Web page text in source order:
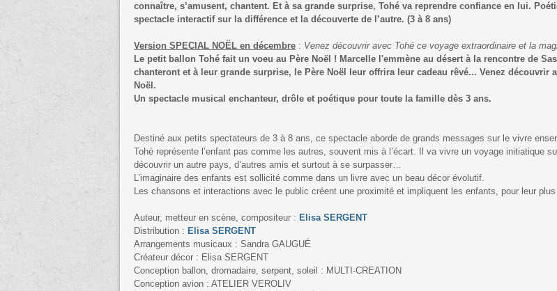
connaître, s’amusent, chantent. Et à sa grande surprise, Tohé va reprendre confiance en lui.
spectacle interactif sur la différence et la découverte de l’autre. (3 à 8 ans)
Version SPECIAL NOËL en décembre : Venez découvrir avec Tohé ce voyage extraordinaire et la
Le petit ballon Tohé fait un voeu au Père Noël ! Marcelle l'emmène au désert à la rencontre de
chanteront et à leur grande surprise, le Père Noël leur offrira leur cadeau rêvé... Venez découvrir
Noël.
Un spectacle musical enchanteur, drôle et poétique pour toute la famille dès 3 ans.
Destiné aux petits spectateurs de 3 à 8 ans, ce spectacle aborde de grands messages sur le vivre
Tohé représente l’enfant pas comme les autres, souvent mis à l’écart. Il va vivre un voyage initiatique
découvrir un autre pays, d’autres amis et surtout à se surpasser…
L’imaginaire des enfants est sollicité comme dans un livre avec un beau décor évolutif.
Les chansons et interactions avec le public créent une proximité et impliquent les enfants, pour leur plus
Auteur, metteur en scène, compositeur : Elisa SERGENT
Distribution : Elisa SERGENT
Arrangements musicaux : Sandra GAUGUÉ
Créateur décor : Elisa SERGENT
Conception ballon, dromadaire, serpent, soleil : MULTI-CREATION
Conception avion : ATELIER VEROLIV